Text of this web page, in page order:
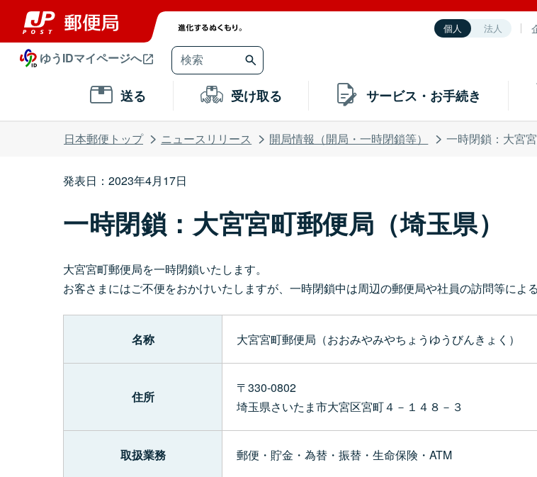
個人 法人
ゆうIDマイページへ
送る 受け取る サービス・お手続き
日本郵便トップ ニュースリリース 開局情報（開局・一時閉鎖等） 一時閉鎖：大宮
発表日：2023年4月17日
一時閉鎖：大宮宮町郵便局（埼玉県）
大宮宮町郵便局を一時閉鎖いたします。
お客さまにはご不便をおかけいたしますが、一時閉鎖中は周辺の郵便局や社員の訪問等によ
名称 大宮宮町郵便局（おおみやみやちょうゆうびんきょく）
住所
〒330-0802
埼玉県さいたま市大宮区宮町４－１４８－３
取扱業務 郵便・貯金・為替・振替・生命保険・ATM